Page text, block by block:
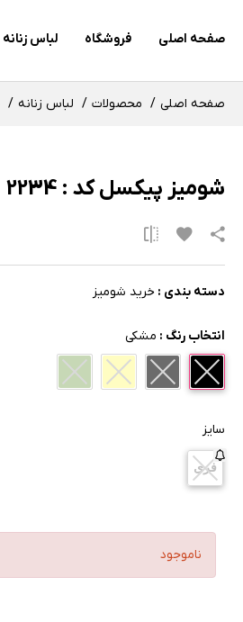
صفحه اصلی فروشگاه لباس زنانه
صفحه اصلی محصولات لباس زنانه
شومیز پیکسل کد : 2234
دسته بندی : خرید شومیز
انتخاب رنگ : مشکی
سایز
فری
ناموجود